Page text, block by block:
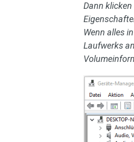
Dann
Wenn alles
Laufwerks